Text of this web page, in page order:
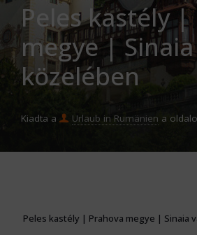
Peles kastély |
megye |
közelében
Kiadta a Urlaub in Rumänien a
Peles kastély | Prahova megye | Sinaia